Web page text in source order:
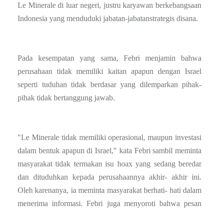
Le Minerale di luar negeri, justru karyawan berkebangsaan
Indonesia yang menduduki jabatan-jabatanstrategis disana.
Pada kesempatan yang sama, Febri menjamin bahwa
perusahaan tidak memiliki kaitan apapun dengan Israel
seperti tuduhan tidak berdasar yang dilemparkan pihak-
pihak tidak bertanggung jawab.
"Le Minerale tidak memiliki operasional, maupun investasi
dalam bentuk apapun di Israel," kata Febri sambil meminta
masyarakat tidak termakan isu hoax yang sedang beredar
dan dituduhkan kepada perusahaannya akhir- akhir ini.
Oleh karenanya, ia meminta masyarakat berhati- hati dalam
menerima informasi. Febri juga menyoroti bahwa pesan